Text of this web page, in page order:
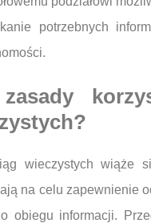
potrzebnych
wieczystych wiąże
na celu zapewnienie
obiegu informacji.